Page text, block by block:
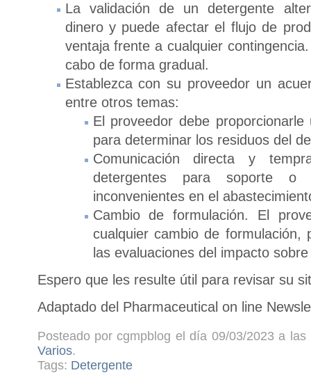
La validación de un detergente
dinero y puede afectar el flujo de
ventaja frente a cualquier
cabo de forma gradual.
Establezca con su proveedor un
entre otros temas:
El proveedor debe
para determinar los residuos del
Comunicación directa y
detergentes para soporte o
inconvenientes en el
Cambio de formulación. El
cualquier cambio de
las evaluaciones del impacto
Espero que les resulte útil para revisar su
Adaptado del Pharmaceutical on line
Posteado por cgmpblog el día 09/03/2023 a
Varios.
Tags: Detergente